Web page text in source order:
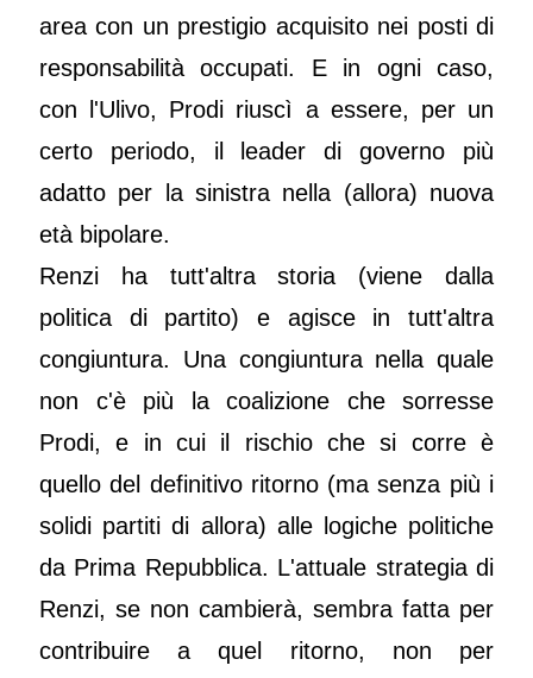
area con un prestigio acquisito nei posti di
responsabilità occupati. E in ogni caso,
con l'Ulivo, Prodi riuscì a essere, per un
certo periodo, il leader di governo più
adatto per la sinistra nella (allora) nuova
età bipolare.
Renzi ha tutt'altra storia (viene dalla
politica di partito) e agisce in tutt'altra
congiuntura. Una congiuntura nella quale
non c'è più la coalizione che sorresse
Prodi, e in cui il rischio che si corre è
quello del definitivo ritorno (ma senza più i
solidi partiti di allora) alle logiche politiche
da Prima Repubblica. L'attuale strategia di
Renzi, se non cambierà, sembra fatta per
contribuire a quel ritorno, non per